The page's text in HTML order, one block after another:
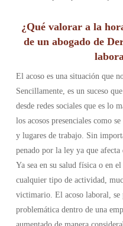
¿Qué valorar a la
de un abogado de
El acoso es una situación que
Sencillamente, es un suceso
desde redes sociales que es lo
los acosos presenciales como
y lugares de trabajo. Sin
penado por la ley ya que
Ya sea en su salud física o en
cualquier tipo de actividad,
victimario. El acoso laboral, se
problemática dentro de una